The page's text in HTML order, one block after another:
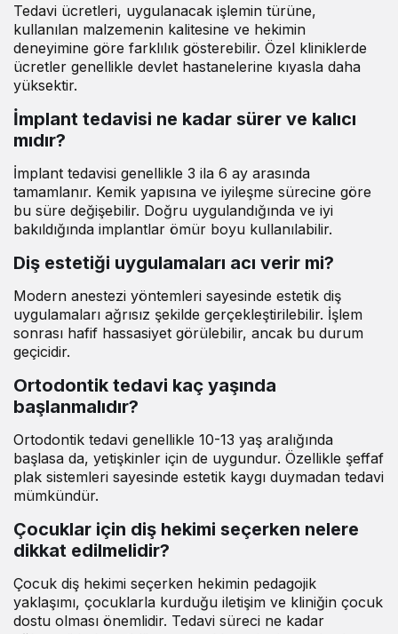
Tedavi ücretleri, uygulanacak işlemin türüne,
kullanılan malzemenin kalitesine ve hekimin
deneyimine göre farklılık gösterebilir. Özel kliniklerde
ücretler genellikle devlet hastanelerine kıyasla daha
yüksektir.
İmplant tedavisi ne kadar sürer ve kalıcı
mıdır?
İmplant tedavisi genellikle 3 ila 6 ay arasında
tamamlanır. Kemik yapısına ve iyileşme sürecine göre
bu süre değişebilir. Doğru uygulandığında ve iyi
bakıldığında implantlar ömür boyu kullanılabilir.
Diş estetiği uygulamaları acı verir mi?
Modern anestezi yöntemleri sayesinde estetik diş
uygulamaları ağrısız şekilde gerçekleştirilebilir. İşlem
sonrası hafif hassasiyet görülebilir, ancak bu durum
geçicidir.
Ortodontik tedavi kaç yaşında
başlanmalıdır?
Ortodontik tedavi genellikle 10-13 yaş aralığında
başlasa da, yetişkinler için de uygundur. Özellikle şeffaf
plak sistemleri sayesinde estetik kaygı duymadan tedavi
mümkündür.
Çocuklar için diş hekimi seçerken nelere
dikkat edilmelidir?
Çocuk diş hekimi seçerken hekimin pedagojik
yaklaşımı, çocuklarla kurduğu iletişim ve kliniğin çocuk
dostu olması önemlidir. Tedavi süreci ne kadar